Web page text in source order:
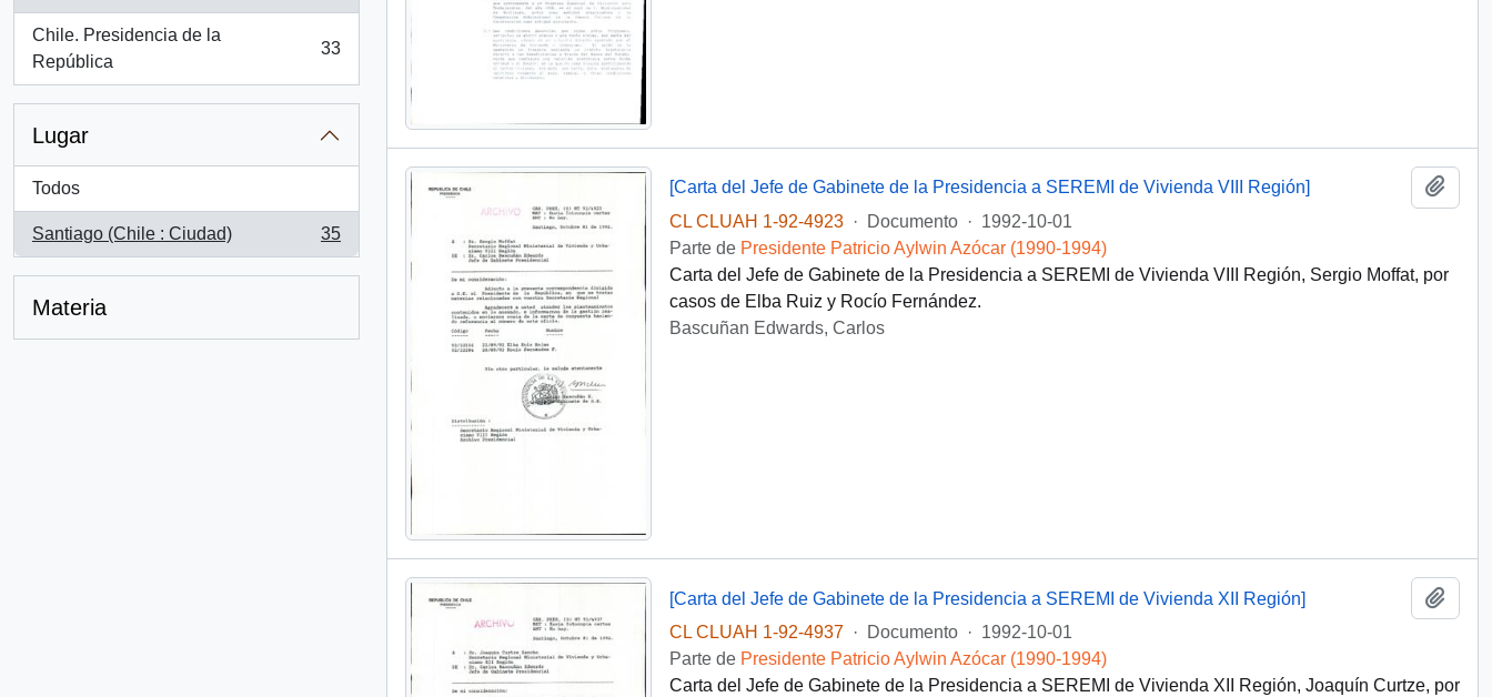
Chile. Presidencia de la
República
, 33 resultados
33
Lugar
Todos
Santiago (Chile : Ciudad)
, 35 resultados
35
Materia
[Carta del Jefe de Gabinete de la Presidencia a SEREMI de Vivienda VIII Región]
CL CLUAH 1-92-4923
· Documento · 1992-10-01
Parte de Presidente Patricio Aylwin Azócar (1990-1994)
Carta del Jefe de Gabinete de la Presidencia a SEREMI de Vivienda VIII Región, Sergio Moffat, por
casos de Elba Ruiz y Rocío Fernández.
Bascuñan Edwards, Carlos
[Carta del Jefe de Gabinete de la Presidencia a SEREMI de Vivienda XII Región]
CL CLUAH 1-92-4937
· Documento · 1992-10-01
Parte de Presidente Patricio Aylwin Azócar (1990-1994)
Carta del Jefe de Gabinete de la Presidencia a SEREMI de Vivienda XII Región, Joaquín Curtze, por